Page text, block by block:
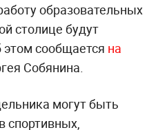
образовательных
столице будут
сообщается на
Собянина.
могут быть
спортивных,